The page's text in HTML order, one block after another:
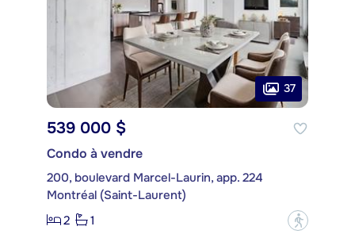
37
539 000 $
Condo à vendre
200, boulevard Marcel-Laurin, app. 224
Montréal (Saint-Laurent)
2
1 ?